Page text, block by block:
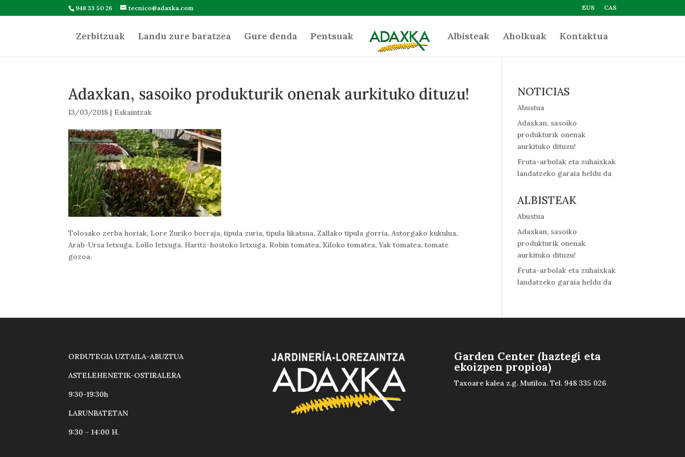
948 33 50 26 tecnico@adaxka.com EUS CAS
Zerbitzuak Landu zure baratzea Gure denda Pentsuak Albisteak Aholkuak Kontaktua
Adaxkan, sasoiko produkturik onenak aurkituko dituzu!
13/03/2018 | Eskaintzak
Tolosako zerba horiak, Lore Zuriko borraja, tipula zuria, tipula likatsua, Zallako tipula gorria, Astorgako kukulua,
Arab-Ursa letxuga, Lollo letxuga, Haritz-hostoko letxuga, Robin tomatea, Kiloko tomatea, Yak tomatea, tomate
gozoa.
NOTICIAS
Abustua
Adaxkan, sasoiko
produkturik onenak
aurkituko dituzu!
Fruta-arbolak eta zuhaixkak
landatzeko garaia heldu da
ALBISTEAK
Abustua
Adaxkan, sasoiko
produkturik onenak
aurkituko dituzu!
Fruta-arbolak eta zuhaixkak
landatzeko garaia heldu da
ORDUTEGIA UZTAILA-ABUZTUA
ASTELEHENETIK-OSTIRALERA
9:30-19:30h
LARUNBATETAN
9:30 – 14:00 H.
Garden Center (haztegi eta
ekoizpen propioa)
Taxoare kalea z.g. Mutiloa. Tel. 948 335 026